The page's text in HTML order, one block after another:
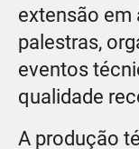
extensão em
palestras,
eventos
qualidade
A produção